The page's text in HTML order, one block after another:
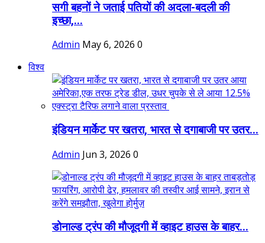
सगी बहनों ने जताई पतियों की अदला-बदली की
इच्छा,...
Admin May 6, 2026 0
विश्व
इंडियन मार्केट पर खतरा, भारत से दगाबाजी पर उतर...
Admin Jun 3, 2026 0
डोनाल्ड ट्रंप की मौजूदगी में व्हाइट हाउस के बाहर...